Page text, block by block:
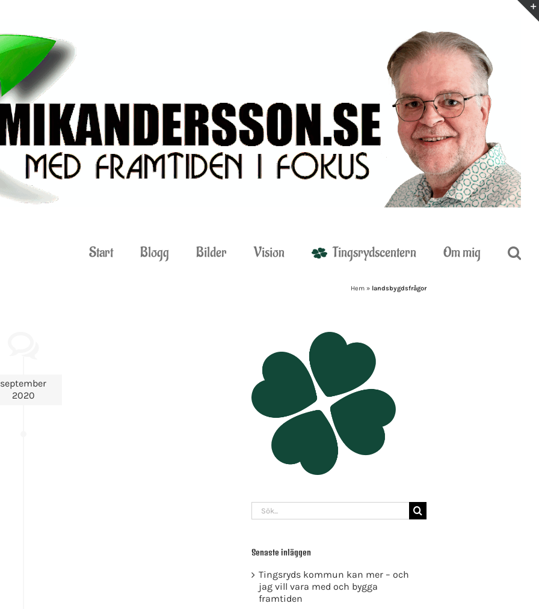
Start Blogg Bilder Vision Tingsrydscentern Om mig
Hem » landsbygdsfrågor
september
2020
Sök
efter:
Senaste inläggen
Tingsryds kommun kan mer – och
jag vill vara med och bygga
framtiden